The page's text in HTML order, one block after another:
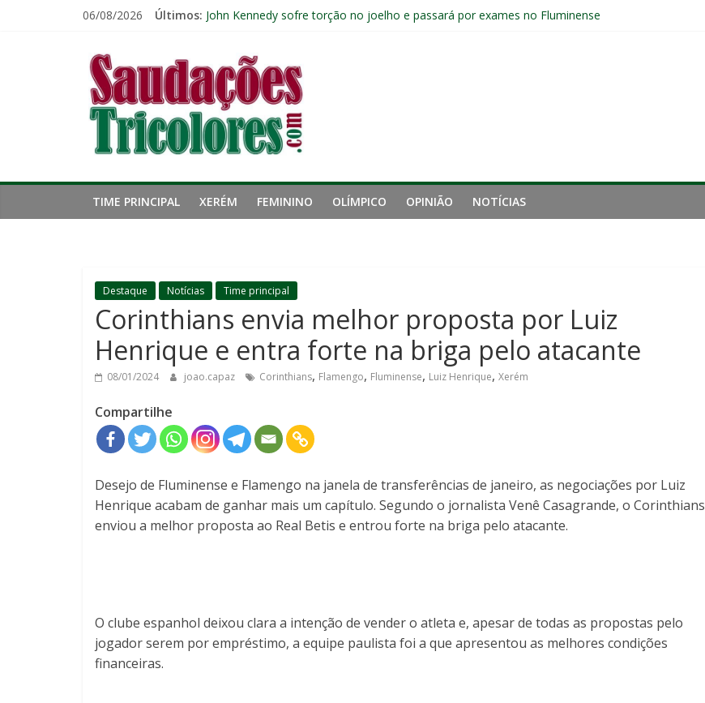
06/08/2026 Últimos: John Kennedy sofre torção no joelho e passará por exames no Fluminense
Pressão aumenta, mas diretoria do Fluminense não debate saída de Zubeldía após eliminação
Zubeldía analisa trabalho no Fluminense após eliminação: “Não estou satisfeito”
Saudações
Tricolores
TIME PRINCIPAL XERÉM FEMININO OLÍMPICO OPINIÃO NOTÍCIAS
Destaque Notícias Time principal
Corinthians envia melhor proposta por Luiz
Henrique e entra forte na briga pelo atacante
08/01/2024 joao.capaz Corinthians, Flamengo, Fluminense, Luiz Henrique, Xerém
Compartilhe
Desejo de Fluminense e Flamengo na janela de transferências de janeiro, as negociações por Luiz
Henrique acabam de ganhar mais um capítulo. Segundo o jornalista Venê Casagrande, o Corinthians
enviou a melhor proposta ao Real Betis e entrou forte na briga pelo atacante.
O clube espanhol deixou clara a intenção de vender o atleta e, apesar de todas as propostas pelo
jogador serem por empréstimo, a equipe paulista foi a que apresentou as melhores condições
financeiras.